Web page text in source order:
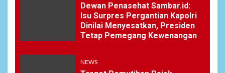
Dewan Penasehat Sambar.id:
Isu Surpres Pergantian Kapolri
Dinilai Menyesatkan, Presiden
Tetap Pemegang Kewenangan
NEWS